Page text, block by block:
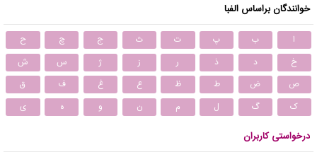
خوانندگان براساس الفبا
ا ب پ ت ث ج چ
ح
خ
د ذ ر ز ژ س
ش
ص
ض ط ظ ع غ ف
ق
ک
گ ل م ن و ه ی
درخواستی کاربران